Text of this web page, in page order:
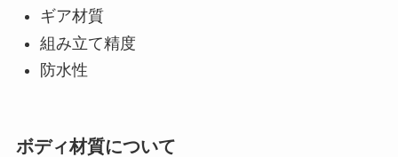
ギア材質
組み立て精度
防水性
ボディ材質について